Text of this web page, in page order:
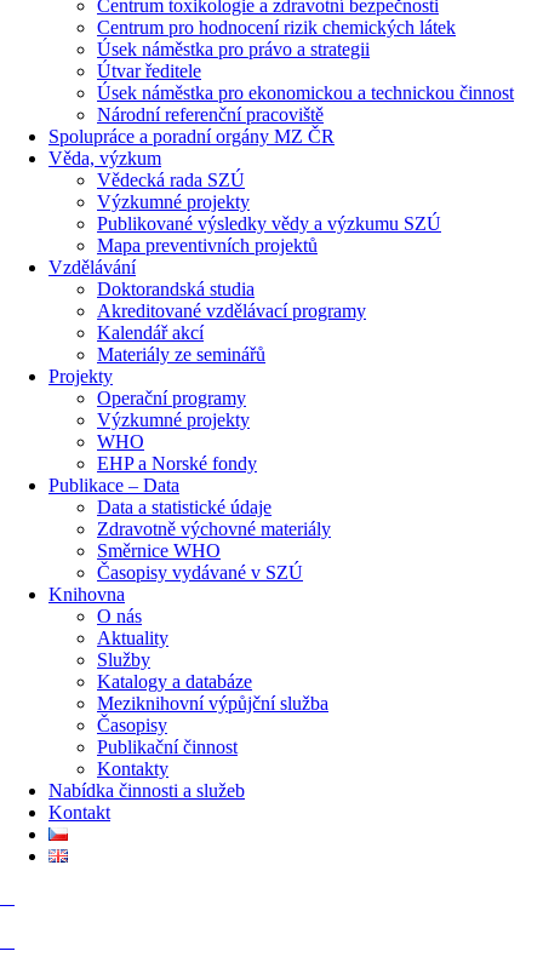
Centrum toxikologie a zdravotní bezpečnosti
Centrum pro hodnocení rizik chemických látek
Úsek náměstka pro právo a strategii
Útvar ředitele
Úsek náměstka pro ekonomickou a technickou činnost
Národní referenční pracoviště
Spolupráce a poradní orgány MZ ČR
Věda, výzkum
Vědecká rada SZÚ
Výzkumné projekty
Publikované výsledky vědy a výzkumu SZÚ
Mapa preventivních projektů
Vzdělávání
Doktorandská studia
Akreditované vzdělávací programy
Kalendář akcí
Materiály ze seminářů
Projekty
Operační programy
Výzkumné projekty
WHO
EHP a Norské fondy
Publikace – Data
Data a statistické údaje
Zdravotně výchovné materiály
Směrnice WHO
Časopisy vydávané v SZÚ
Knihovna
O nás
Aktuality
Služby
Katalogy a databáze
Meziknihovní výpůjční služba
Časopisy
Publikační činnost
Kontakty
Nabídka činnosti a služeb
Kontakt